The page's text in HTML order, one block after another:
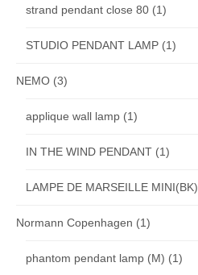
strand pendant close 80 (1)
STUDIO PENDANT LAMP (1)
NEMO (3)
applique wall lamp (1)
IN THE WIND PENDANT (1)
LAMPE DE MARSEILLE MINI(BK)
Normann Copenhagen (1)
phantom pendant lamp (M) (1)